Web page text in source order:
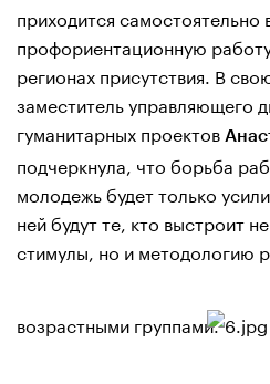
приходится самостоятельно
профориентационную
регионах присутствия. В
заместитель управляющего
гуманитарных проектов
подчеркнула, что борьба
молодежь будет только
ней будут те, кто выстроит
стимулы, но и методологию
возрастными группами.